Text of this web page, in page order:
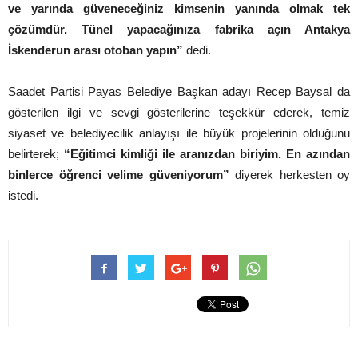
ve yarında güveneceğiniz kimsenin yanında olmak tek
çözümdür. Tünel yapacağınıza fabrika açın Antakya
İskenderun arası otoban yapın” dedi.
Saadet Partisi Payas Belediye Başkan adayı Recep Baysal da
gösterilen ilgi ve sevgi gösterilerine teşekkür ederek, temiz
siyaset ve belediyecilik anlayışı ile büyük projelerinin olduğunu
belirterek; “Eğitimci kimliği ile aranızdan biriyim. En azından
binlerce öğrenci velime güveniyorum” diyerek herkesten oy
istedi.